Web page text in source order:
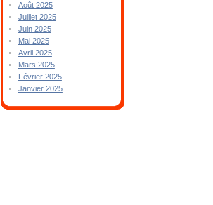
Août 2025
Juillet 2025
Juin 2025
Mai 2025
Avril 2025
Mars 2025
Février 2025
Janvier 2025